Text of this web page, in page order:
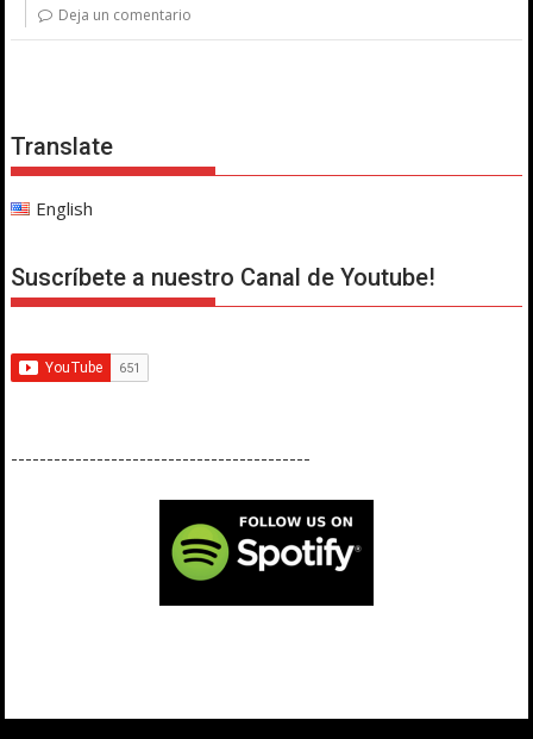
Deja un comentario
Translate
English
Suscríbete a nuestro Canal de Youtube!
------------------------------------------